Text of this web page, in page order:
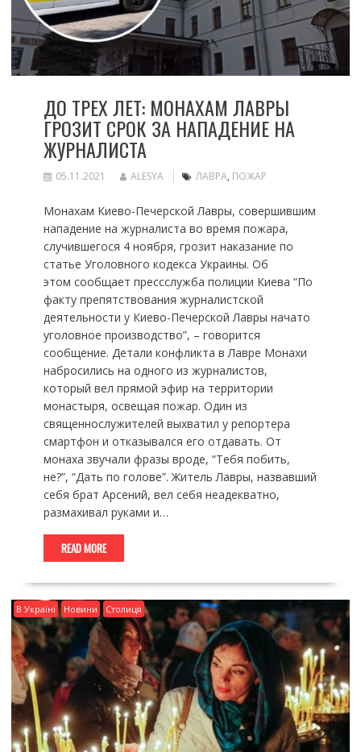
ДО ТРЕХ ЛЕТ: МОНАХАМ ЛАВРЫ
ГРОЗИТ СРОК ЗА НАПАДЕНИЕ НА
ЖУРНАЛИСТА
05.11.2021 ALESYA ЛАВРА, ПОЖАР
Монахам Киево-Печерской Лавры, совершившим
нападение на журналиста во время пожара,
случившегося 4 ноября, грозит наказание по
статье Уголовного кодекса Украины. Об
этом сообщает прессслужба полиции Киева “По
факту препятствования журналистской
деятельности у Киево-Печерской Лавры начато
уголовное производство”, – говорится
сообщение. Детали конфликта в Лавре Монахи
набросились на одного из журналистов,
который вел прямой эфир на территории
монастыря, освещая пожар. Один из
священнослужителей выхватил у репортера
смартфон и отказывался его отдавать. От
монаха звучали фразы вроде, “Тебя побить,
не?”, “Дать по голове”. Житель Лавры, назвавший
себя брат Арсений, вел себя неадекватно,
размахивал руками и…
READ MORE
В Україні Новини Столиця